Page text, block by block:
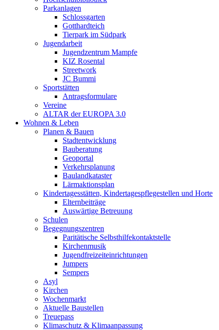
Parkanlagen
Schlossgarten
Gotthardteich
Tierpark im Südpark
Jugendarbeit
Jugendzentrum Mampfe
KIZ Rosental
Streetwork
JC Bummi
Sportstätten
Antragsformulare
Vereine
ALTAR der EUROPA 3.0
Wohnen & Leben
Planen & Bauen
Stadtentwicklung
Bauberatung
Geoportal
Verkehrsplanung
Baulandkataster
Lärmaktionsplan
Kindertagesstätten, Kindertagespflegestellen und Horte
Elternbeiträge
Auswärtige Betreuung
Schulen
Begegnungszentren
Paritätische Selbsthilfekontaktstelle
Kirchenmusik
Jugendfreizeiteinrichtungen
Jumpers
Sempers
Asyl
Kirchen
Wochenmarkt
Aktuelle Baustellen
Treuepass
Klimaschutz & Klimaanpassung